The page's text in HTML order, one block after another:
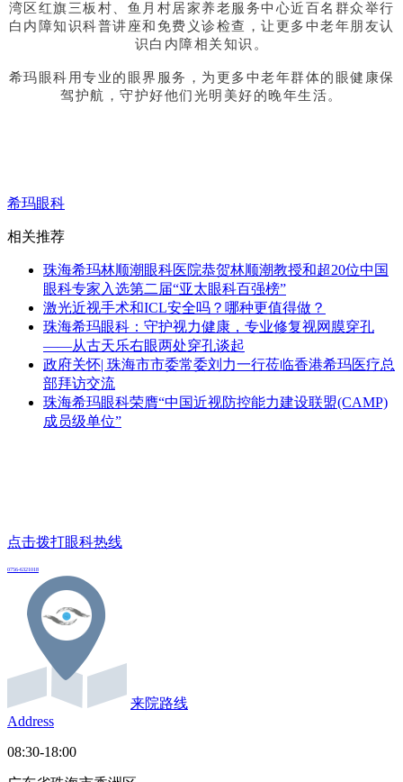
湾区红旗三板村、鱼月村居家养老服务中心近百名群众举行
白内障知识科普讲座和免费义诊检查，让更多中老年朋友认
识白内障相关知识。
希玛眼科用专业的眼界服务，为更多中老年群体的眼健康保
驾护航，守护好他们光明美好的晚年生活。
希玛眼科
相关推荐
珠海希玛林顺潮眼科医院恭贺林顺潮教授和超20位中国
眼科专家入选第二届“亚太眼科百强榜”
激光近视手术和ICL安全吗？哪种更值得做？
珠海希玛眼科：守护视力健康，专业修复视网膜穿孔
——从古天乐右眼两处穿孔谈起
政府关怀| 珠海市市委常委刘力一行莅临香港希玛医疗总
部拜访交流
珠海希玛眼科荣膺“中国近视防控能力建设联盟(CAMP)
成员级单位”
点击拨打眼科热线
0756-6321018
来院路线
Address
08:30-18:00